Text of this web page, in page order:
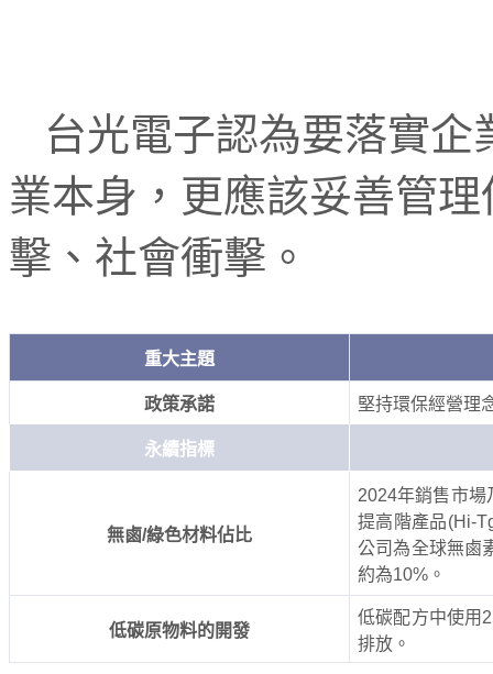
台光電子認為要落實
業本身，更應該妥善管
擊、社會衝擊。
重大主題
政策承諾 堅持環保經營理
永續指標
無鹵/綠色材料佔比
2024年銷售市場
提高階產品(Hi-
公司為全球無鹵
約為10% 。
低碳原物料的開發
低碳配方中使用
排放。